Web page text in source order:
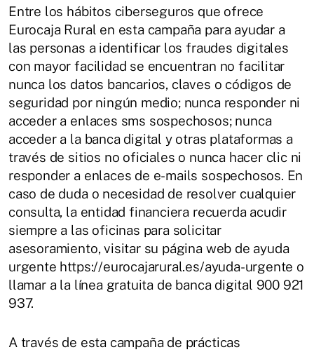
Entre los hábitos ciberseguros que ofrece
Eurocaja Rural en esta campaña para ayudar a
las personas a identificar los fraudes digitales
con mayor facilidad se encuentran no facilitar
nunca los datos bancarios, claves o códigos de
seguridad por ningún medio; nunca responder ni
acceder a enlaces sms sospechosos; nunca
acceder a la banca digital y otras plataformas a
través de sitios no oficiales o nunca hacer clic ni
responder a enlaces de e-mails sospechosos. En
caso de duda o necesidad de resolver cualquier
consulta, la entidad financiera recuerda acudir
siempre a las oficinas para solicitar
asesoramiento, visitar su página web de ayuda
urgente https://eurocajarural.es/ayuda-urgente o
llamar a la línea gratuita de banca digital 900 921
937.
A través de esta campaña de prácticas